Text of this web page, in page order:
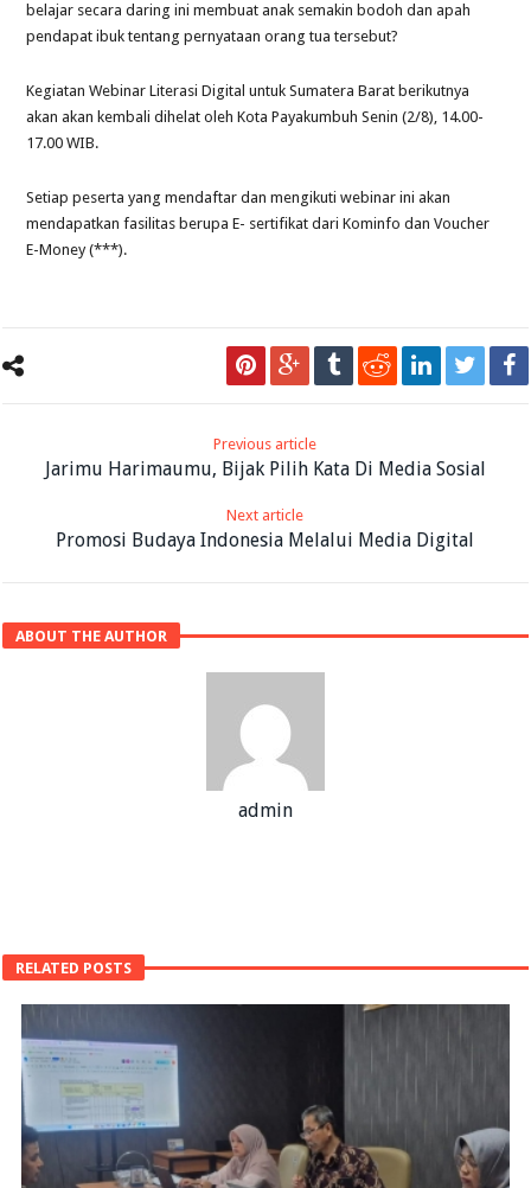
belajar secara daring ini membuat anak semakin bodoh dan apah
pendapat ibuk tentang pernyataan orang tua tersebut?
Kegiatan Webinar Literasi Digital untuk Sumatera Barat berikutnya
akan akan kembali dihelat oleh Kota Payakumbuh Senin (2/8), 14.00-
17.00 WIB.
Setiap peserta yang mendaftar dan mengikuti webinar ini akan
mendapatkan fasilitas berupa E- sertifikat dari Kominfo dan Voucher
E-Money (***).
Previous article
Jarimu Harimaumu, Bijak Pilih Kata Di Media Sosial
Next article
Promosi Budaya Indonesia Melalui Media Digital
ABOUT THE AUTHOR
admin
RELATED POSTS